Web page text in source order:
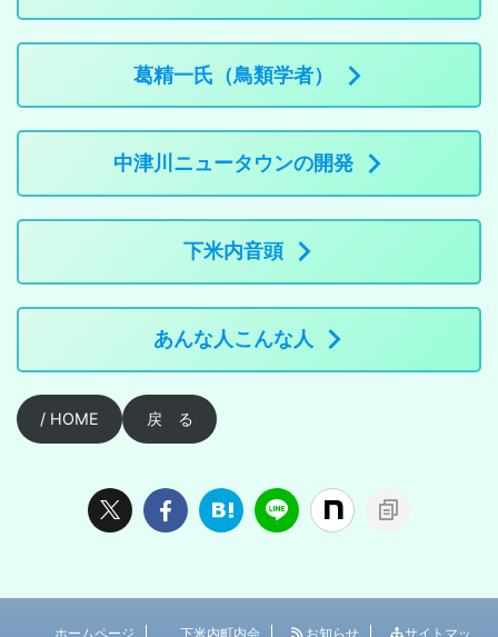
葛精一氏（鳥類学者）
中津川ニュータウンの開発
下米内音頭
あんな人こんな人
/ HOME 戻 る
ホームページ 下米内町内会 お知らせ サイトマッ